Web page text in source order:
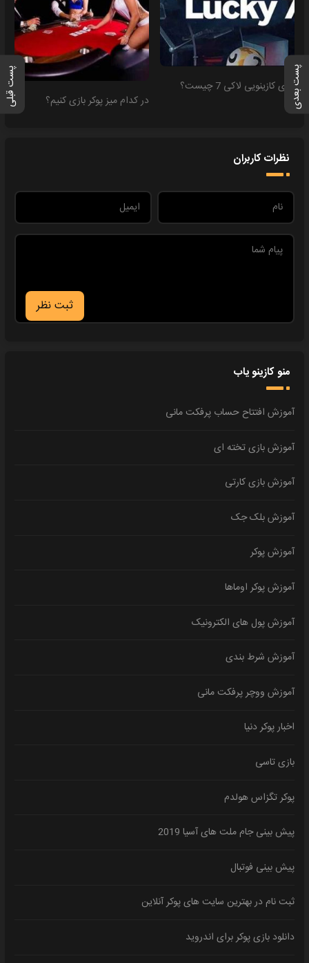
پست بعدی پست قبلی
بازی کازینویی لاکی 7 چیست؟
در کدام میز پوکر بازی کنیم؟
نظرات کاربران
ثبت نظر
منو کازینو یاب
آموزش افتتاح حساب پرفکت مانی
آموزش بازی تخته ای
آموزش بازی کارتی
آموزش بلک جک
آموزش پوکر
آموزش پوکر اوماها
آموزش پول های الکترونیک
آموزش شرط بندی
آموزش ووچر پرفکت مانی
اخبار پوکر دنیا
بازی تاسی
پوکر تگزاس هولدم
پیش بینی جام ملت های آسیا 2019
پیش بینی فوتبال
ثبت نام در بهترین سایت های پوکر آنلاین
دانلود بازی پوکر برای اندروید